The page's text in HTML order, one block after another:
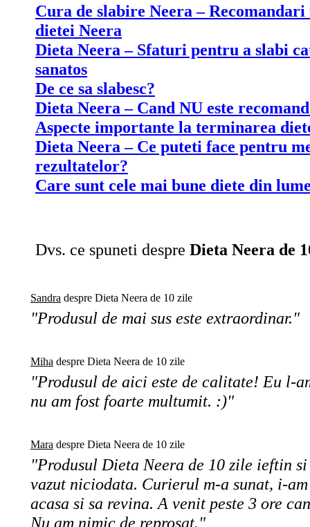
Cura de slabire Neera –
dietei Neera
Dieta Neera – Sfaturi pentru a slabi
sanatos
De ce sa slabesc?
Dieta Neera – Cand NU este
Aspecte importante la terminarea
Dieta Neera – Ce puteti face pentru
rezultatelor?
Care sunt cele mai bune diete din
Dvs. ce spuneti despre Dieta Neera de
Sandra despre Dieta Neera de 10 zile
"Produsul de mai sus este extraordinar."
Miha despre Dieta Neera de 10 zile
"Produsul de aici este de calitate! Eu l-
nu am fost foarte multumit. :)"
Mara despre Dieta Neera de 10 zile
"Produsul Dieta Neera de 10 zile ieftin
vazut niciodata. Curierul m-a sunat, i-am
acasa si sa revina. A venit peste 3 ore
Nu am nimic de reprosat."